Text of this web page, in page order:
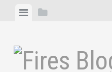
MenüSeitenleiste